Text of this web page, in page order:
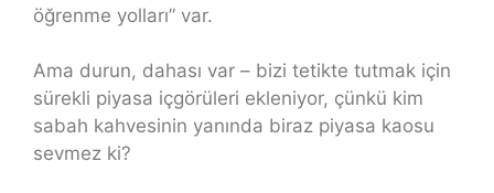
öğrenme yolları” var.
Ama durun, dahası var – bizi tetikte tutmak için
sürekli piyasa içgörüleri ekleniyor, çünkü kim
sabah kahvesinin yanında biraz piyasa kaosu
sevmez ki?